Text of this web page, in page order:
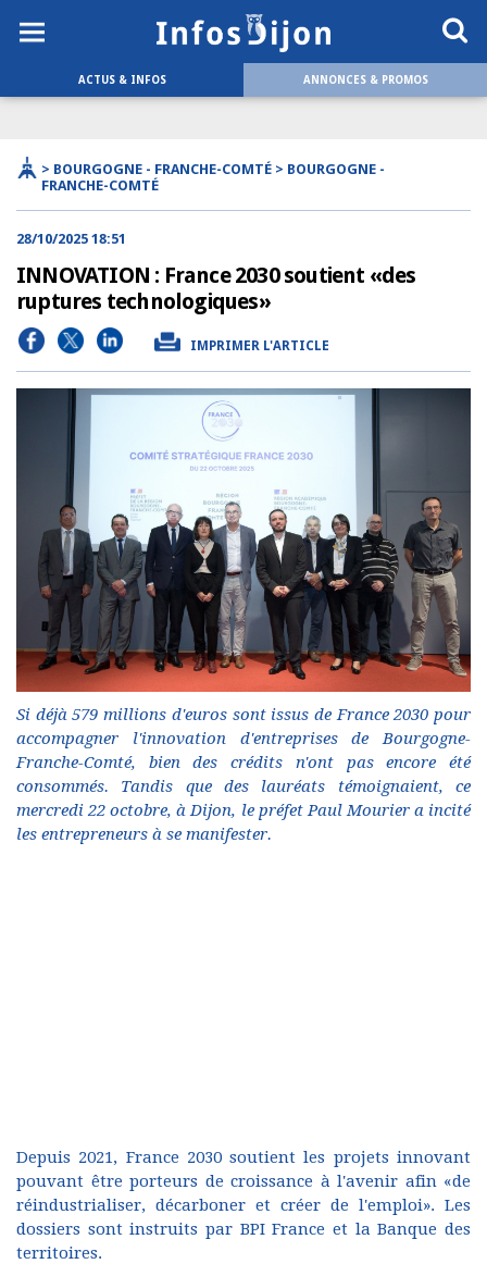
ACTUS & INFOS ANNONCES & PROMOS
> BOURGOGNE - FRANCHE-COMTÉ > BOURGOGNE -
FRANCHE-COMTÉ
28/10/2025 18:51
INNOVATION : France 2030 soutient «des
ruptures technologiques»
IMPRIMER L'ARTICLE
Si déjà 579 millions d'euros sont issus de France 2030 pour
accompagner l'innovation d'entreprises de Bourgogne-
Franche-Comté, bien des crédits n'ont pas encore été
consommés. Tandis que des lauréats témoignaient, ce
mercredi 22 octobre, à Dijon, le préfet Paul Mourier a incité
les entrepreneurs à se manifester.
Depuis 2021, France 2030 soutient les projets innovant
pouvant être porteurs de croissance à l'avenir afin «de
réindustrialiser, décarboner et créer de l'emploi». Les
dossiers sont instruits par BPI France et la Banque des
territoires.